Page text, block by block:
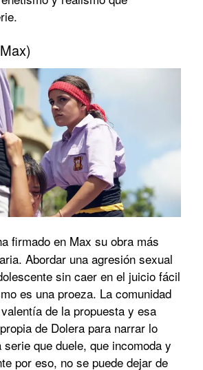
firmado en Max su obra más
Abordar una agresión sexual
sin caer en el juicio fácil
es una proeza. La comunidad
de la propuesta y esa
de Dolera para narrar lo
que duele, que incomoda y
por eso, no se puede dejar de